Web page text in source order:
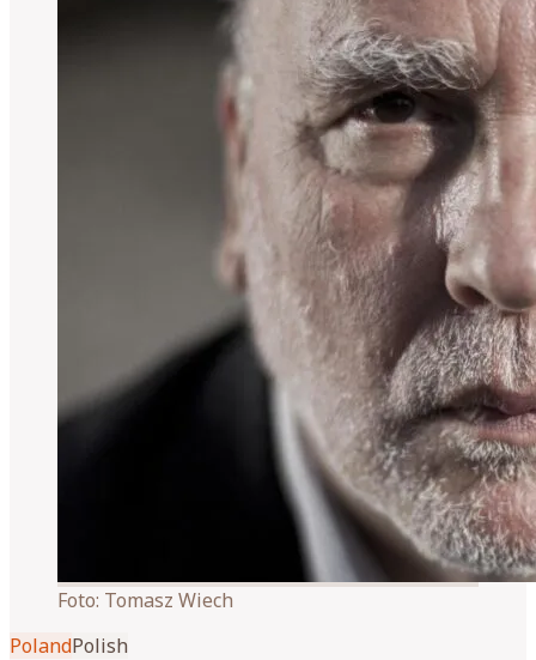
Foto: Tomasz Wiech
PolandPolish